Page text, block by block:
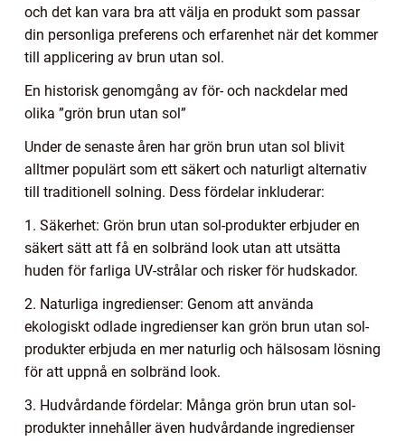
och det kan vara bra att välja en produkt som passar
din personliga preferens och erfarenhet när det kommer
till applicering av brun utan sol.
En historisk genomgång av för- och nackdelar med
olika ”grön brun utan sol”
Under de senaste åren har grön brun utan sol blivit
alltmer populärt som ett säkert och naturligt alternativ
till traditionell solning. Dess fördelar inkluderar:
1. Säkerhet: Grön brun utan sol-produkter erbjuder en
säkert sätt att få en solbränd look utan att utsätta
huden för farliga UV-strålar och risker för hudskador.
2. Naturliga ingredienser: Genom att använda
ekologiskt odlade ingredienser kan grön brun utan sol-
produkter erbjuda en mer naturlig och hälsosam lösning
för att uppnå en solbränd look.
3. Hudvårdande fördelar: Många grön brun utan sol-
produkter innehåller även hudvårdande ingredienser